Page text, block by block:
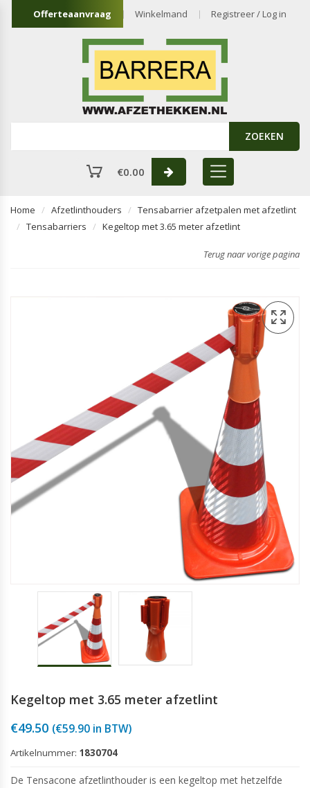
Offerteaanvraag Winkelmand Registreer / Log in
ZOEKEN
€0.00
Home Afzetlinthouders
Tensabarrier afzetpalen met afzetlint
Tensabarriers
Kegeltop met 3.65 meter afzetlint
Terug naar vorige pagina
Kegeltop met 3.65 meter afzetlint
€49.50 (€59.90 in BTW)
Artikelnummer: 1830704
De Tensacone afzetlinthouder is een kegeltop met hetzelfde